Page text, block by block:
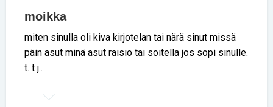
moikka
miten sinulla oli kiva kirjotelan tai närä sinut missä
päin asut minä asut raisio tai soitella jos sopi sinulle.
t. t j..